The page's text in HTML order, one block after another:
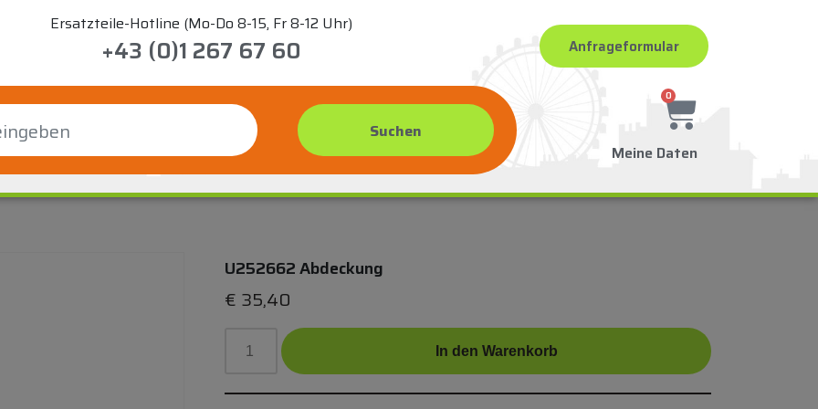
Ersatzteile-Hotline (Mo-Do 8-15, Fr 8-12 Uhr)
+43 (0)1 267 67 60 Anfrageformular
0
Meine Daten
U252662 Abdeckung
€ 35,40
In den Warenkorb